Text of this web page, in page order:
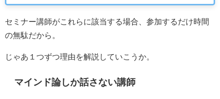
セミナー講師がこれらに該当する場合、参加するだけ時間
の無駄だから。
じゃあ１つずつ理由を解説していこうか。
マインド論しか話さない講師